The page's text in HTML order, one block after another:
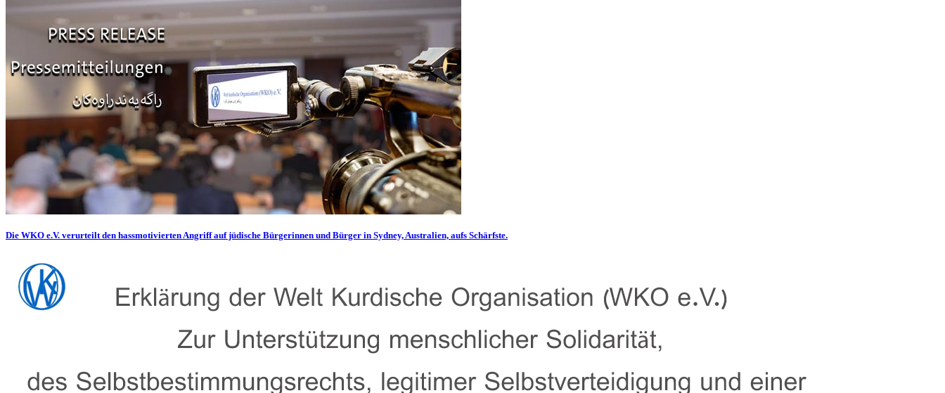
Die WKO e.V. verurteilt den hassmotivierten Angriff auf jüdische Bürgerinnen und Bürger in Sydney, Australien, aufs Schärfste.